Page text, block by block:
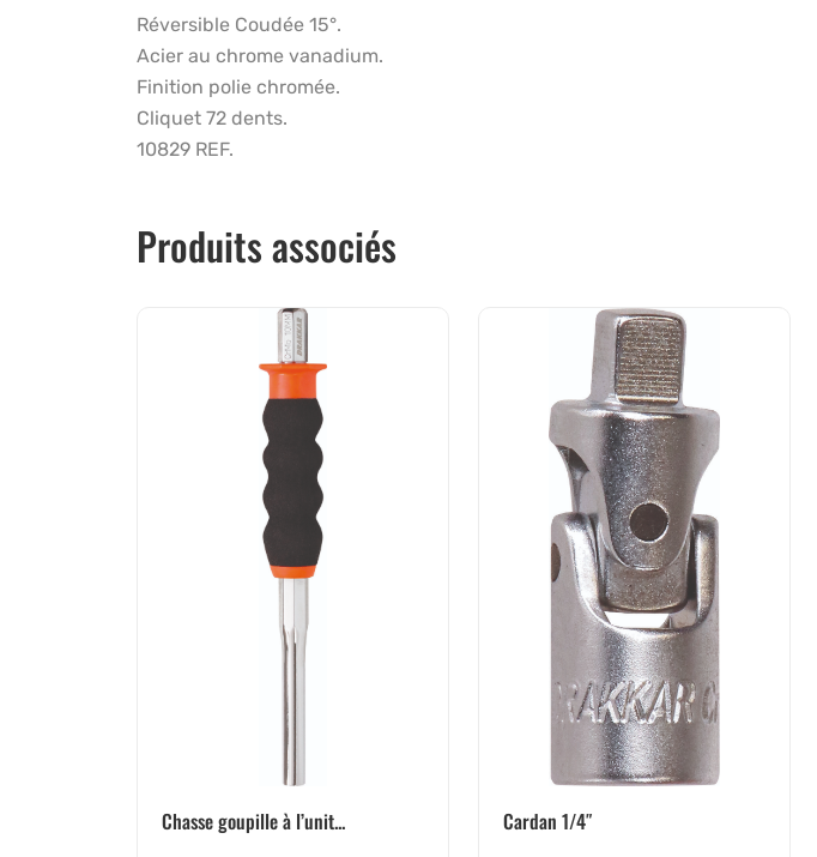
Réversible Coudée 15°.
Acier au chrome vanadium.
Finition polie chromée.
Cliquet 72 dents.
10829 REF.
Produits associés
Chasse goupille à l’unit...
Cardan 1/4″